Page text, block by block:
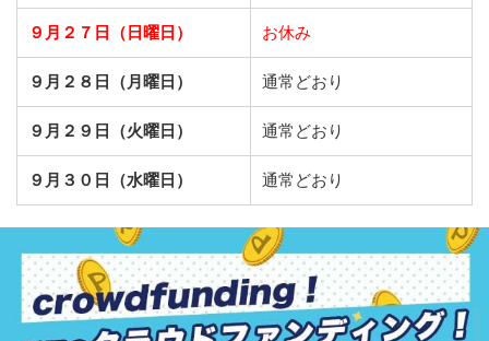
９月２７日（日曜日） お休み
９月２８日（月曜日） 通常どおり
９月２９日（火曜日） 通常どおり
９月３０日（水曜日） 通常どおり